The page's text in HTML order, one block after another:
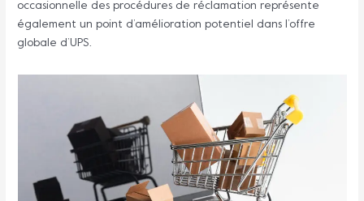
occasionnelle des procédures de réclamation représente
également un point d’amélioration potentiel dans l’offre
globale d’UPS.